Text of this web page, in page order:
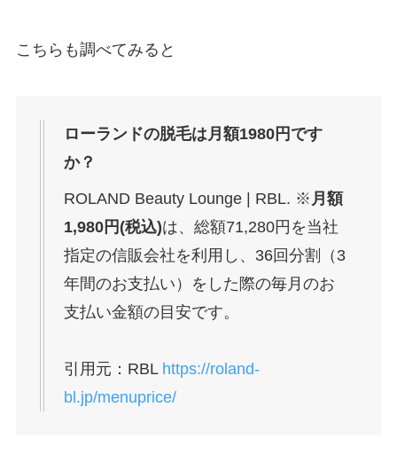
こちらも調べてみると
ローランドの脱毛は月額1980円です
か？
ROLAND Beauty Lounge | RBL. ※ 月額
1,980円(税込)は、総額71,280円を当社
指定の信販会社を利用し、36回分割（3
年間のお支払い）をした際の毎月のお
支払い金額の目安です。
引用元：RBL https://roland-
bl.jp/menuprice/